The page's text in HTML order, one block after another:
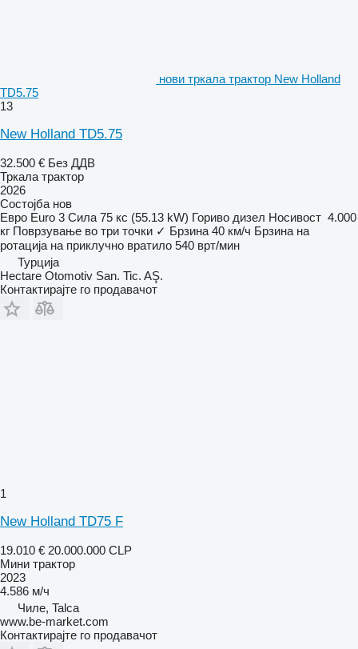
нови тркала трактор New Holland
TD5.75
13
New Holland TD5.75
32.500 € Без ДДВ
Тркала трактор
2026
Состојба нов
Евро Euro 3 Сила 75 кс (55.13 kW) Гориво дизел Носивост 4.000
кг Поврзување во три точки ✓ Брзина 40 км/ч Брзина на
ротација на приклучно вратило 540 врт/мин
Турција
Hectare Otomotiv San. Tic. AŞ.
Контактирајте го продавачот
1
New Holland TD75 F
19.010 € 20.000.000 CLP
Мини трактор
2023
4.586 м/ч
Чиле, Talca
www.be-market.com
Контактирајте го продавачот